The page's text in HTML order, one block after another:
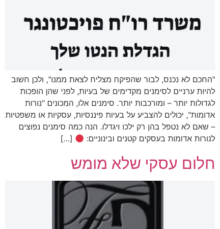
"החכם לא נכנס, לבור שהפיקח מצליח לצאת ממנו", ולכן חשוב
להיות ערניים לסימנים מקדימים של בעיות, לפני שהן הופכות
לגדולות יותר – ומורכבות יותר. סימנים אלו, המכונים "נורות
אדומות", יכולים להצביע על בעיות פיננסיות, עסקיות או משפטיות
– שאם לא נטפל בהן רק ילכו ויגדלו. הנה כמה סימנים נפוצים
לנורות אדומות בעסקים קטנים ובינוניים:
[…]
חלום עסקי שלא מומש